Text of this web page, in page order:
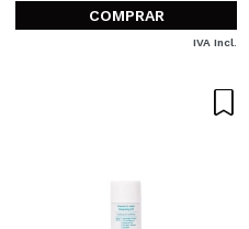
COMPRAR
IVA Incl.